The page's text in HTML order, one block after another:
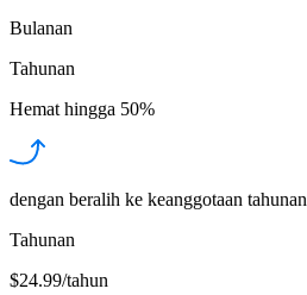
Bulanan
Tahunan
Hemat hingga 50%
dengan beralih ke keanggotaan tahunan
Tahunan
$24.99/tahun